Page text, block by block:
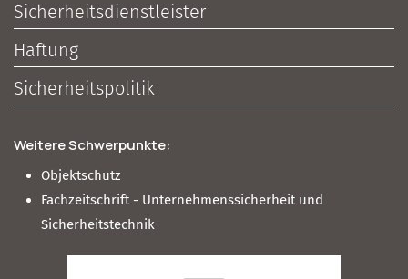
Sicherheitsdienstleister
Haftung
Sicherheitspolitik
Weitere Schwerpunkte:
Objektschutz
Fachzeitschrift - Unternehmenssicherheit und
Sicherheitstechnik